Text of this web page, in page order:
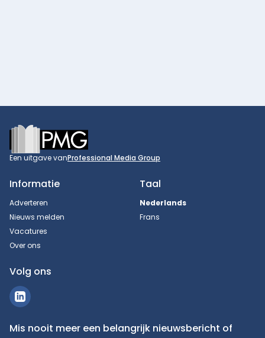
Footer
Een uitgave vanProfessional Media Group
Informatie
Adverteren
Nieuws melden
Vacatures
Over ons
Taal
Nederlands
Frans
Volg ons
Mis nooit meer een belangrijk nieuwsbericht of